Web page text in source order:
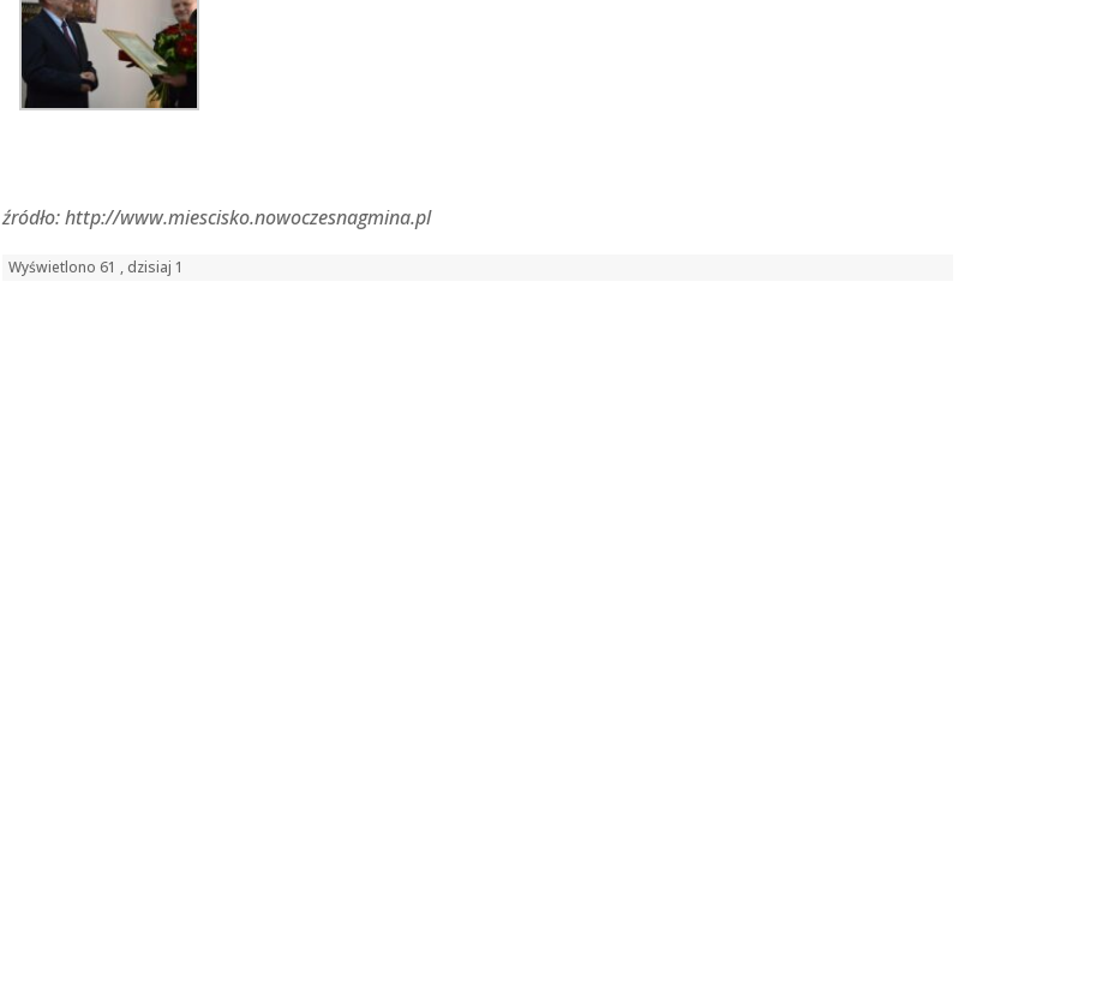
źródło: http://www.miescisko.nowoczesnagmina.pl
Wyświetlono 61 , dzisiaj 1